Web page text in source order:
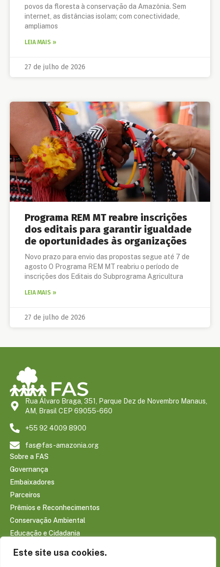
Este site usa cookies.
povos da floresta à conservação da Amazônia. Sem
internet, as distâncias isolam; com conectividade,
ampliamos
LEIA MAIS »
27 de julho de 2026
Programa REM MT reabre inscrições
dos editais para garantir igualdade
de oportunidades às organizações
Novo prazo para envio das propostas segue até 7 de
agosto O Programa REM MT reabriu o período de
inscrições dos Editais do Subprograma Agricultura
LEIA MAIS »
27 de julho de 2026
Rua Álvaro Braga, 351, Parque Dez de Novembro Manaus,
AM, Brasil CEP 69055-660
+55 92 4009 8900
fas@fas-amazonia.org
Sobre a FAS
Governança
Embaixadores
Parceiros
Prêmios e Reconhecimentos
Conservação Ambiental
Educação e Cidadania